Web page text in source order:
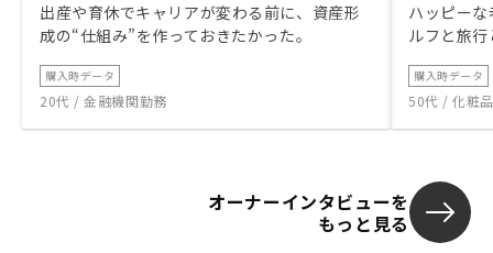
出産や育休でキャリアが変わる前に、資産形
成の“仕組み”を作っておきたかった。
購入時データ
20代 / 金融機関勤務
ハッピー
ルフと旅
購入時データ
50代 / 化粧
オーナーインタビューを
もっと見る